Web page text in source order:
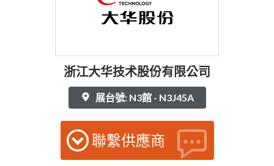
浙江大华技术股份有限公司
展台號: N3館 - N3J45A
聯繫供應商